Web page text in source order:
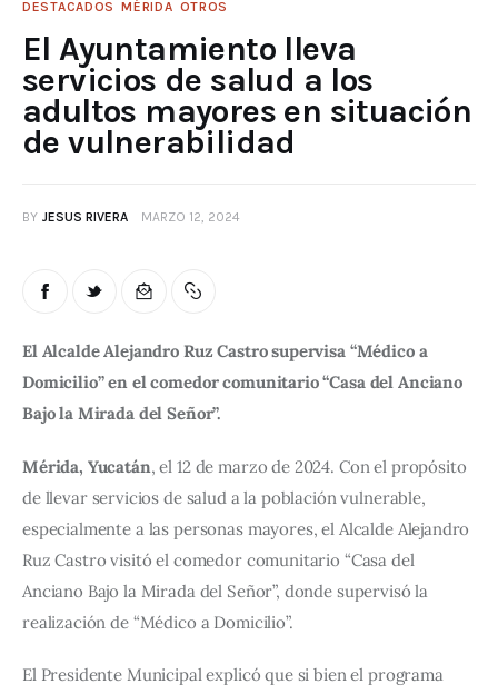
DESTACADOS MÉRIDA OTROS
El Ayuntamiento lleva
servicios de salud a los
adultos mayores en situación
de vulnerabilidad
BY JESUS RIVERA MARZO 12, 2024
El Alcalde Alejandro Ruz Castro supervisa “Médico a
Domicilio” en el comedor comunitario “Casa del Anciano
Bajo la Mirada del Señor”.
Mérida, Yucatán, el 12 de marzo de 2024. Con el propósito
de llevar servicios de salud a la población vulnerable,
especialmente a las personas mayores, el Alcalde Alejandro
Ruz Castro visitó el comedor comunitario “Casa del
Anciano Bajo la Mirada del Señor”, donde supervisó la
realización de “Médico a Domicilio”.
El Presidente Municipal explicó que si bien el programa